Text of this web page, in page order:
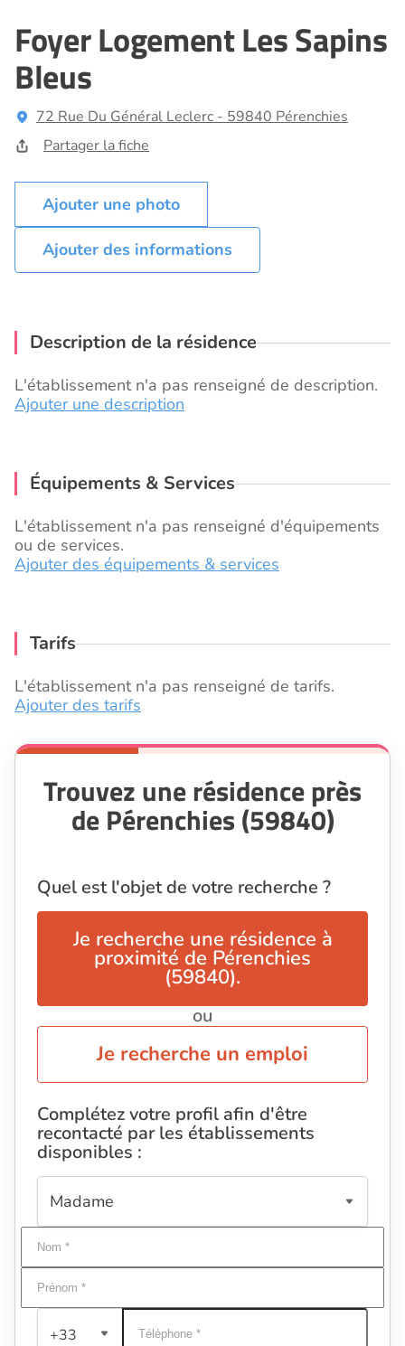
Foyer Logement Les Sapins
Bleus
72 Rue Du Général Leclerc - 59840 Pérenchies
Partager la fiche
Ajouter des informations
Description de la résidence
L'établissement n'a pas renseigné de description.
Ajouter une description
Équipements & Services
L'établissement n'a pas renseigné d'équipements
ou de services.
Ajouter des équipements & services
Tarifs
L'établissement n'a pas renseigné de tarifs.
Ajouter des tarifs
Trouvez une résidence près
de Pérenchies (59840)
Quel est l'objet de votre recherche ?
Je recherche une résidence à
proximité de Pérenchies
(59840).
ou
Je recherche un emploi
Complétez votre profil afin d'être
recontacté par les établissements
disponibles :
+33